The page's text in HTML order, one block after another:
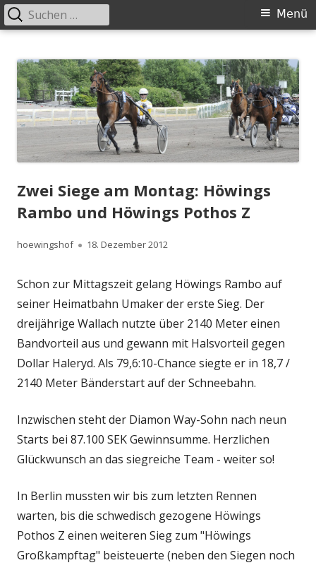
zum
Inhalt
Primäres
Menü
Suchen
nach:
Zwei Siege am Montag: Höwings
Rambo und Höwings Pothos Z
Autor
hoewingshof
Veröffentlicht
18. Dezember 2012
Schon zur Mittagszeit gelang Höwings Rambo auf
seiner Heimatbahn Umaker der erste Sieg. Der
dreijährige Wallach nutzte über 2140 Meter einen
Bandvorteil aus und gewann mit Halsvorteil gegen
Dollar Haleryd. Als 79,6:10-Chance siegte er in 18,7 /
2140 Meter Bänderstart auf der Schneebahn.
Inzwischen steht der Diamon Way-Sohn nach neun
Starts bei 87.100 SEK Gewinnsumme. Herzlichen
Glückwunsch an das siegreiche Team - weiter so!
In Berlin mussten wir bis zum letzten Rennen
warten, bis die schwedisch gezogene Höwings
Pothos Z einen weiteren Sieg zum "Höwings
Großkampftag" beisteuerte (neben den Siegen noch